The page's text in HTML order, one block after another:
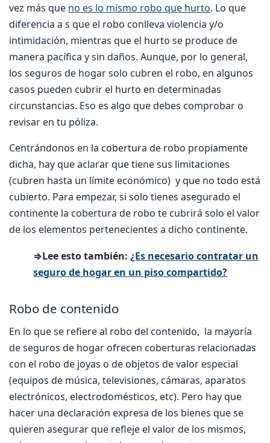
vez más que no es lo mismo robo que hurto. Lo que
diferencia a s que el robo conlleva violencia y/o
intimidación, mientras que el hurto se produce de
manera pacífica y sin daños. Aunque, por lo general,
los seguros de hogar solo cubren el robo, en algunos
casos pueden cubrir el hurto en determinadas
circunstancias. Eso es algo que debes comprobar o
revisar en tu póliza.
Centrándonos en la cobertura de robo propiamente
dicha, hay que aclarar que tiene sus limitaciones
(cubren hasta un límite económico) y que no todo está
cubierto. Para empezar, si solo tienes asegurado el
continente la cobertura de robo te cubrirá solo el valor
de los elementos pertenecientes a dicho continente.
⇒Lee esto también: ¿Es necesario contratar un
seguro de hogar en un piso compartido?
Robo de contenido
En lo que se refiere al robo del contenido, la mayoría
de seguros de hogar ofrecen coberturas relacionadas
con el robo de joyas o de objetos de valor especial
(equipos de música, televisiones, cámaras, aparatos
electrónicos, electrodomésticos, etc). Pero hay que
hacer una declaración expresa de los bienes que se
quieren asegurar que refleje el valor de los mismos,